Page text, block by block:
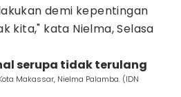
demi kepentingan
kita," kata Nielma, Selasa
serupa tidak terulang
Makassar, Nielma Palamba. (IDN